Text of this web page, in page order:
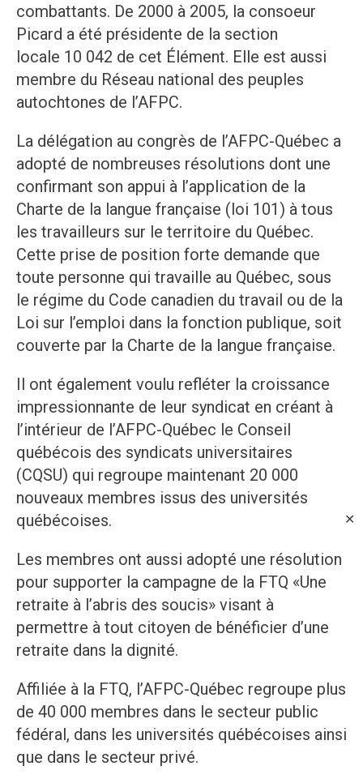
✕
combattants. De 2000 à 2005, la consoeur
Picard a été présidente de la section
locale 10 042 de cet Élément. Elle est aussi
membre du Réseau national des peuples
autochtones de l’AFPC.
La délégation au congrès de l’AFPC-Québec a
adopté de nombreuses résolutions dont une
confirmant son appui à l’application de la
Charte de la langue française (loi 101) à tous
les travailleurs sur le territoire du Québec.
Cette prise de position forte demande que
toute personne qui travaille au Québec, sous
le régime du Code canadien du travail ou de la
Loi sur l’emploi dans la fonction publique, soit
couverte par la Charte de la langue française.
Il ont également voulu refléter la croissance
impressionnante de leur syndicat en créant à
l’intérieur de l’AFPC-Québec le Conseil
québécois des syndicats universitaires
(CQSU) qui regroupe maintenant 20 000
nouveaux membres issus des universités
québécoises.
Les membres ont aussi adopté une résolution
pour supporter la campagne de la FTQ «Une
retraite à l’abris des soucis» visant à
permettre à tout citoyen de bénéficier d’une
retraite dans la dignité.
Affiliée à la FTQ, l’AFPC-Québec regroupe plus
de 40 000 membres dans le secteur public
fédéral, dans les universités québécoises ainsi
que dans le secteur privé.